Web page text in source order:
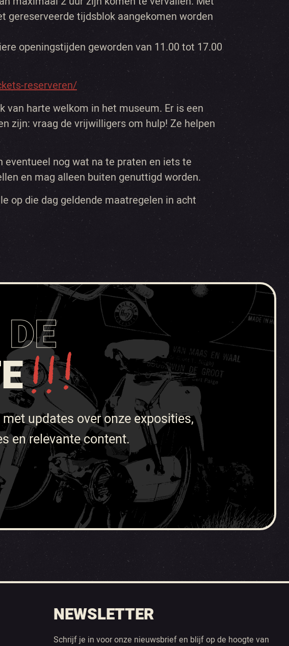
gereserveerde tijdsblok aangekomen worden
openingstijden geworden van 11.00 tot 17.00
reserveren/
van harte welkom in het museum. Er is een
zijn: vraag de vrijwilligers om hulp! Ze helpen
nog wat na te praten en iets te
en mag alleen buiten genuttigd worden.
op die dag geldende maatregelen in acht
updates over onze exposities,
en relevante content.
NEWSLETTER
Schrijf je in voor onze nieuwsbrief en blijf op de hoogte van